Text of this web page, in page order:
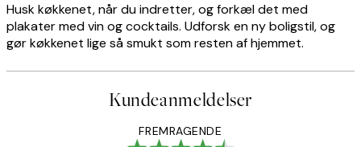
Husk køkkenet, når du indretter, og forkæl det med
plakater med vin og cocktails. Udforsk en ny boligstil, og
gør køkkenet lige så smukt som resten af hjemmet.
Kundeanmeldelser
FREMRAGENDE